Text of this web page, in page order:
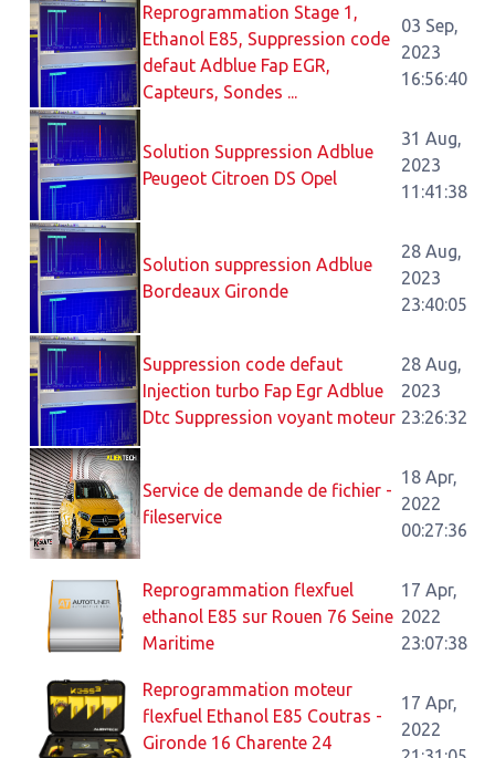
Reprogrammation Stage 1,
Ethanol E85, Suppression code
defaut Adblue Fap EGR,
Capteurs, Sondes ...
03 Sep,
2023
16:56:40
Solution Suppression Adblue
Peugeot Citroen DS Opel
31 Aug,
2023
11:41:38
Solution suppression Adblue
Bordeaux Gironde
28 Aug,
2023
23:40:05
Suppression code defaut
Injection turbo Fap Egr Adblue
Dtc Suppression voyant moteur
28 Aug,
2023
23:26:32
Service de demande de fichier -
fileservice
18 Apr,
2022
00:27:36
Reprogrammation flexfuel
ethanol E85 sur Rouen 76 Seine
Maritime
17 Apr,
2022
23:07:38
Reprogrammation moteur
flexfuel Ethanol E85 Coutras -
Gironde 16 Charente 24
17 Apr,
2022